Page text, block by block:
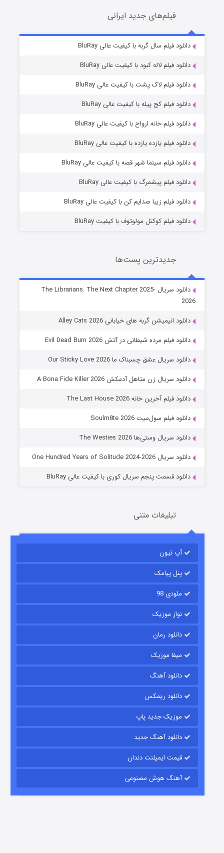
قسمت6 (زیرنویس) منتشر شد
شوهر
عملیات آپارتمان
مردگان متحرک: شهر مرده ۳
قسمت2 (زیرنویس) منتشر شد
قسمت7 (زیرنویس) منتشر شد
شوگر فصل ۲
فیلم‌های جدید ایرانی
دانلود فیلم سال گربه با کیفیت عالی BluRay
دانلود فیلم لاله کبود با کیفیت عالی BluRay
دانلود فیلم لاک پشت با کیفیت عالی BluRay
دانلود فیلم کج‌ پیله با کیفیت عالی BluRay
دانلود فیلم خانه ارواح با کیفیت عالی BluRay
دانلود فیلم یازده یازده با کیفیت عالی BluRay
دانلود فیلم سینما شهر قصه با کیفیت عالی BluRay
دانلود فیلم پیشمرگ با کیفیت عالی BluRay
دانلود فیلم زیبا صدایم کن با کیفیت عالی BluRay
دانلود فیلم کوکتل مولوتوف با کیفیت BluRay
جدیدترین پست‌ها
دانلود سریال The Librarians: The Next Chapter 2025-
2026
دانلود انیمیشن گربه های خیابانی Alley Cats 2026
دانلود فیلم مرده شیطانی در آتش Evil Dead Burn 2026
دانلود سریال عشق چسبناک ما Our Sticky Love 2026
دانلود سریال زن متاهل آدمکش A Bona Fide Killer 2026
دانلود فیلم آخرین خانه The Last House 2026
دانلود فیلم سول‌میت Soulm8te 2026
دانلود سریال وستی‌ها The Westies 2026
دانلود سریال One Hundred Years of Solitude 2024-2026
دانلود قسمت پنجم سریال کوری با کیفیت عالی BluRay
تبلیغات متنی
آپ تیون
پنل پیامک
ملودی 98
نواز موزیک
دانلود رمان
میفا موزیک
دانلود آهنگ
دانلود ریمکس
موزیک جدید پاپ
دانلود آهنگ جدید
قیمت ایمپلنت دندان
آهنگ هوش مصنوعی